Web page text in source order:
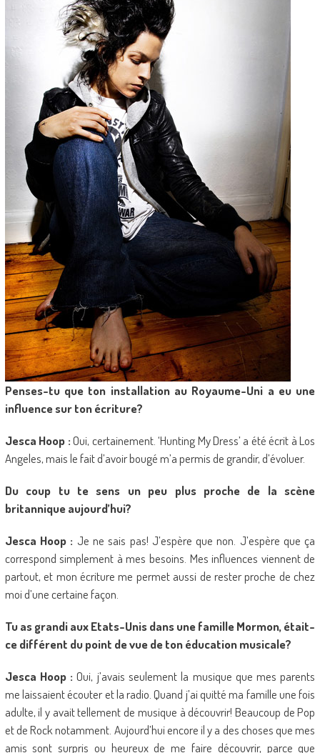
Penses-tu que ton installation au Royaume-Uni a eu une
influence sur ton écriture?
Jesca Hoop :Oui, certainement. ‘Hunting My Dress’ a été écrit à Los
Angeles, mais le fait d’avoir bougé m’a permis de grandir, d’évoluer.
Du coup tu te sens un peu plus proche de la scène
britannique aujourd’hui?
Jesca Hoop : Je ne sais pas! J’espère que non. J’espère que ça
correspond simplement à mes besoins. Mes influences viennent de
partout, et mon écriture me permet aussi de rester proche de chez
moi d’une certaine façon.
Tu as grandi aux Etats-Unis dans une famille Mormon, était-
ce différent du point de vue de ton éducation musicale?
Jesca Hoop : Oui, j’avais seulement la musique que mes parents
me laissaient écouter et la radio. Quand j’ai quitté ma famille une fois
adulte, il y avait tellement de musique à découvrir! Beaucoup de Pop
et de Rock notamment. Aujourd’hui encore il y a des choses que mes
amis sont surpris ou heureux de me faire découvrir, parce que